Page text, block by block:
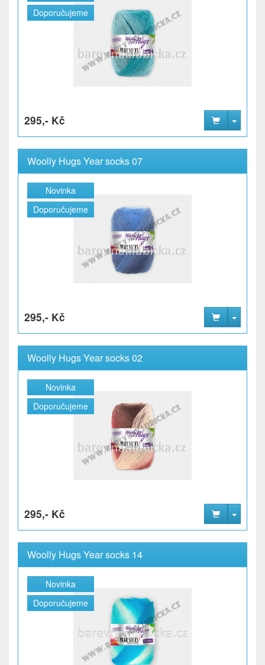
Doporučujeme
295,- Kč
Woolly Hugs Year socks 07
Novinka
Doporučujeme
295,- Kč
Woolly Hugs Year socks 02
Novinka
Doporučujeme
295,- Kč
Woolly Hugs Year socks 14
Novinka
Doporučujeme